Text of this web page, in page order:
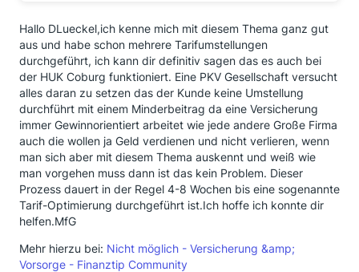
Hallo DLueckel,ich kenne mich mit diesem Thema ganz gut
aus und habe schon mehrere Tarifumstellungen
durchgeführt, ich kann dir definitiv sagen das es auch bei
der HUK Coburg funktioniert. Eine PKV Gesellschaft versucht
alles daran zu setzen das der Kunde keine Umstellung
durchführt mit einem Minderbeitrag da eine Versicherung
immer Gewinnorientiert arbeitet wie jede andere Große Firma
auch die wollen ja Geld verdienen und nicht verlieren, wenn
man sich aber mit diesem Thema auskennt und weiß wie
man vorgehen muss dann ist das kein Problem. Dieser
Prozess dauert in der Regel 4-8 Wochen bis eine sogenannte
Tarif-Optimierung durchgeführt ist.Ich hoffe ich konnte dir
helfen.MfG
Mehr hierzu bei: Nicht möglich - Versicherung &amp;
Vorsorge - Finanztip Community